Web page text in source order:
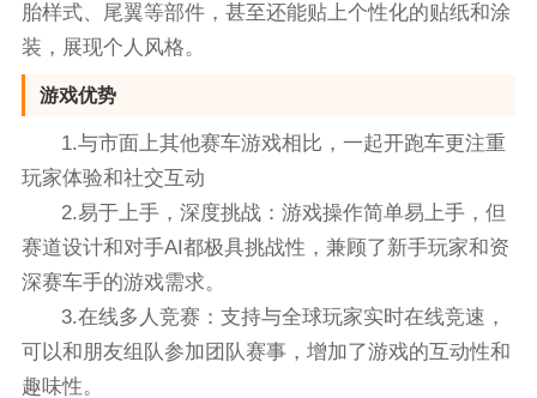
胎样式、尾翼等部件，甚至还能贴上个性化的贴纸和涂
装，展现个人风格。
游戏优势
1.与市面上其他赛车游戏相比，一起开跑车更注重
玩家体验和社交互动
2.易于上手，深度挑战：游戏操作简单易上手，但
赛道设计和对手AI都极具挑战性，兼顾了新手玩家和资
深赛车手的游戏需求。
3.在线多人竞赛：支持与全球玩家实时在线竞速，
可以和朋友组队参加团队赛事，增加了游戏的互动性和
趣味性。